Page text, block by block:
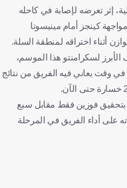
إثر تعرضه لإصابة في كاحله
خلال مواجهة كينجز أمام مينيسوتا
أثناء اختراقه لمنطقة السلة.
ويُعد الهداف الأبرز لسكرامنتو هذا الموسم،
في وقت يعاني فيه الفريق من نتائج
بتحقيق فوزين فقط مقابل سبع
على أداء الفريق في المرحلة